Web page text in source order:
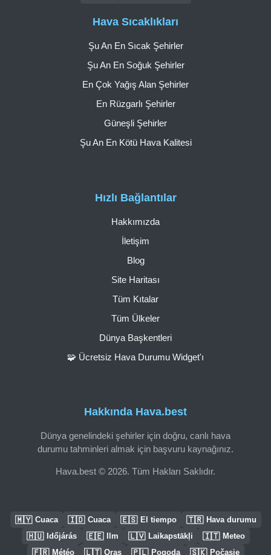
Hakkında Hava.best
Dünya genelindeki şehirler için doğru, canlı hava
durumu tahminleri almak için başvuru kaynağınız.
Hava.best © 2026. Tüm Hakları Saklıdır.
Hızlı Bağlantılar
Hakkımızda
İletişim
Blog
Site Haritası
Tüm Kıtalar
Tüm Ülkeler
Dünya Başkentleri
🧩 Ücretsiz Hava Durumu Widget'ı
Hava Sıcaklıkları
Şu An En Sıcak Şehirler
Şu An En Soğuk Şehirler
En Çok Yağış Alan Şehirler
En Rüzgarlı Şehirler
Güneşli Şehirler
Şu An En Kötü Hava Kalitesi
🇲🇾 Cuaca 🇮🇩 Cuaca 🇪🇸 El tiempo 🇹🇷 Hava durumu
🇭🇺 Időjárás 🇪🇪 Ilm 🇱🇻 Laikapstākļi 🇮🇹 Meteo
🇫🇷 Météo 🇱🇹 Oras 🇵🇱 Pogoda 🇸🇰 Počasie